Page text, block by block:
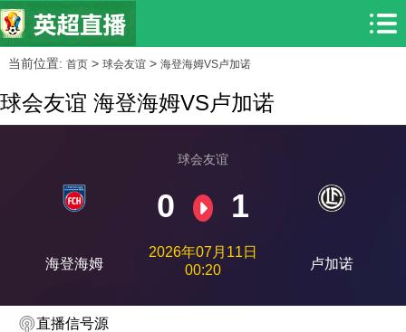
当前位置: 首页> 球会友谊> 海登海姆VS卢加诺
球会友谊 海登海姆VS卢加诺
海登海姆
球会友谊
0 1
2026年07月11日
00:20
卢加诺
直播信号源